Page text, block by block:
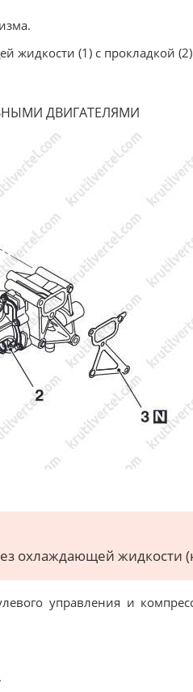
жидкости (1) с прокладкой
ДВИГАТЕЛЯМИ
охлаждающей жидкости
управления и